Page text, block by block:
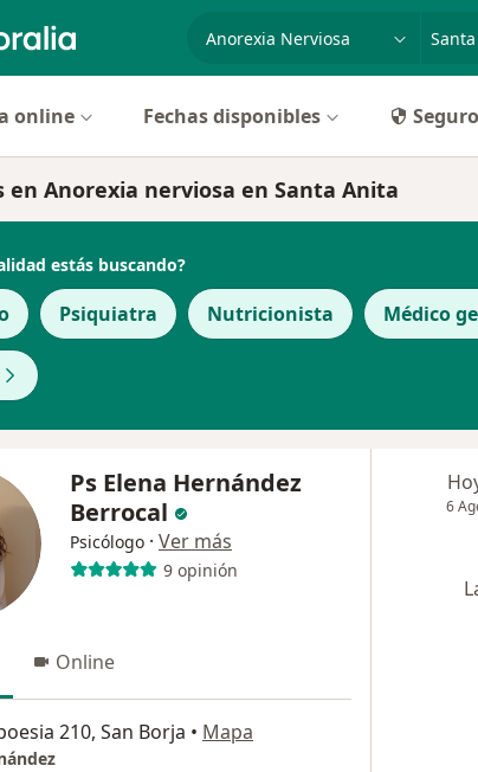
online Fechas disponibles Seguro
en Anorexia nerviosa en Santa Anita
estás buscando?
Psiquiatra Nutricionista Médico
Ps Elena Hernández
Berrocal
Psicólogo · Ver más
9 opinión
Online
210, San Borja • Mapa
6